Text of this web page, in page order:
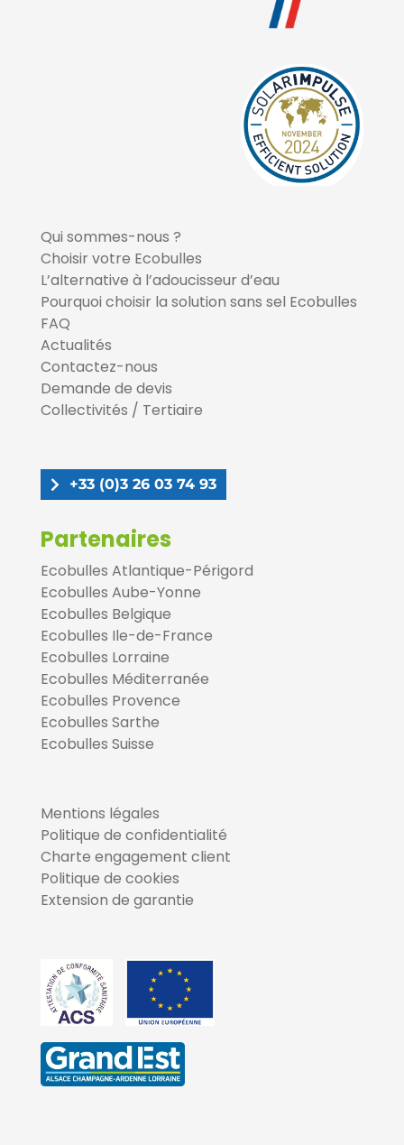
Qui sommes-nous ?
Choisir votre Ecobulles
L’alternative à l’adoucisseur d’eau
Pourquoi choisir la solution sans sel Ecobulles
FAQ
Actualités
Contactez-nous
Demande de devis
Collectivités / Tertiaire
+33 (0)3 26 03 74 93
Partenaires
Ecobulles Atlantique-Périgord
Ecobulles Aube-Yonne
Ecobulles Belgique
Ecobulles Ile-de-France
Ecobulles Lorraine
Ecobulles Méditerranée
Ecobulles Provence
Ecobulles Sarthe
Ecobulles Suisse
Mentions légales
Politique de confidentialité
Charte engagement client
Politique de cookies
Extension de garantie